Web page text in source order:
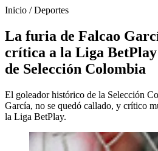
Inicio /Deportes
La furia de Falcao
crítica a la Liga
de Selección Colombia
El goleador histórico de la Selección
García, no se quedó callado, y crítico
la Liga BetPlay.